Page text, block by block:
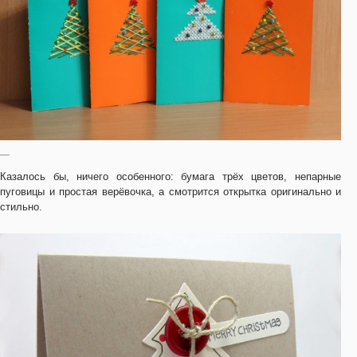
—
Казалось бы, ничего особенного: бумага трёх цветов, непарные
пуговицы и простая верёвочка, а смотрится открытка оригинально и
стильно.